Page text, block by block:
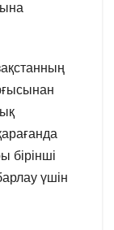
бірінші
үшін